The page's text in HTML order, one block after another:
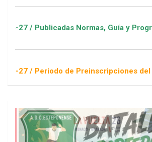
Normas, Guía y Programa / ver
de Preinscripciones del 20/7 al 16/8 /